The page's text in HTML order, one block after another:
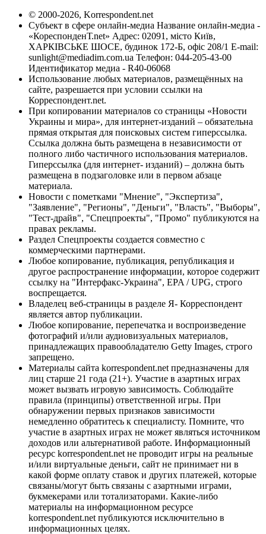
© 2000-2026, Korrespondent.net
Субъект в сфере онлайн-медиа Название онлайн-медиа -
«КореспонденТ.net» Адрес: 02091, місто Київ,
ХАРКІВСЬКЕ ШОСЕ, будинок 172-Б, офіс 208/1 E-mail:
sunlight@mediadim.com.ua Телефон: 044-205-43-00
Идентификатор медиа - R40-06068
Использование любых материалов, размещённых на
сайте, разрешается при условии ссылки на
Корреспондент.net.
При копировании материалов со страницы «Новости
Украины и мира», для интернет-изданий – обязательна
прямая открытая для поисковых систем гиперссылка.
Ссылка должна быть размещена в независимости от
полного либо частичного использования материалов.
Гиперссылка (для интернет- изданий) – должна быть
размещена в подзаголовке или в первом абзаце
материала.
Новости с пометками "Мнение", "Экспертиза",
"Заявление", "Регионы", "Деньги", "Власть", "Выборы",
"Тест-драйв", "Спецпроекты", "Промо" публикуются на
правах рекламы.
Раздел Спецпроекты создается совместно с
коммерческими партнерами.
Любое копирование, публикация, републикация и
другое распространение информации, которое содержит
ссылку на "Интерфакс-Украина", EPA / UPG, строго
воспрещается.
Владелец веб-страницы в разделе Я- Корреспондент
является автор публикации.
Любое копирование, перепечатка и воспроизведение
фотографий и/или аудиовизуальных материалов,
принадлежащих правообладателю Getty Images, строго
запрещено.
Материалы сайта korrespondent.net предназначены для
лиц старше 21 года (21+). Участие в азартных играх
может вызвать игровую зависимость. Соблюдайте
правила (принципы) ответственной игры. При
обнаружении первых признаков зависимости
немедленно обратитесь к специалисту. Помните, что
участие в азартных играх не может являться источником
доходов или альтернативой работе. Информационный
ресурс korrespondent.net не проводит игры на реальные
и/или виртуальные деньги, сайт не принимает ни в
какой форме оплату ставок и других платежей, которые
связаны/могут быть связаны с азартными играми,
букмекерами или тотализаторами. Какие-либо
материалы на информационном ресурсе
korrespondent.net публикуются исключительно в
информационных целях.